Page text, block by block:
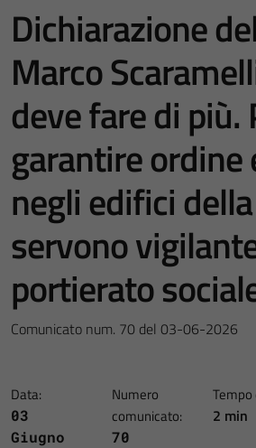
Dichiarazione
Marco
deve fare di più.
garantire ordine
negli edifici
servono
portierato
Comunicato num. 70 del 03-06-2026
Data:
03
Giugno
Numero
comunicato:
70
2 min